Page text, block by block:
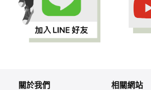
關於我們 相關網站